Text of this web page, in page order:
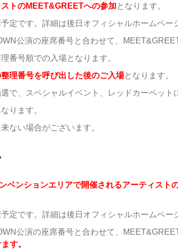
トのMEET&GREETへの参加 となります。
定です。詳細は後日オフィシャルホームペー
公演の座席番号と合わせて、
番号順での入場となります。
理番号を呼び出した後のご入場となります。
で、スペシャルイベント、レッドカーペッ
ります。
ない場合がございます。
ベンションエリアで開催されるアーティスト
定です。詳細は後日オフィシャルホームペー
公演の座席番号と合わせて、
す。